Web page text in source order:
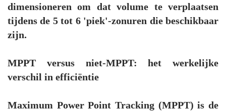
dimensioneren om dat volume te verplaatsen
tijdens de 5 tot 6 'piek'-zonuren die beschikbaar
zijn.
MPPT versus niet-MPPT: het werkelijke
verschil in efficiëntie
Maximum Power Point Tracking (MPPT) is de